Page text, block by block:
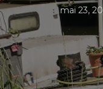
mai 23,